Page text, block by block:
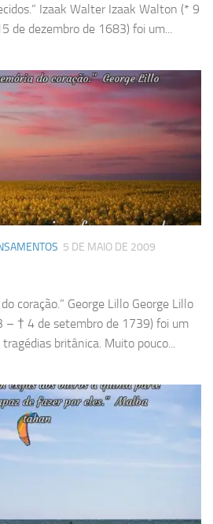
Izaak Walter Izaak Walton (* 9
de dezembro de 1683) foi um...
5 DE MAIO DE 2009
coração.” George Lillo George Lillo
– † 4 de setembro de 1739) foi um
britânica. Muito pouco...